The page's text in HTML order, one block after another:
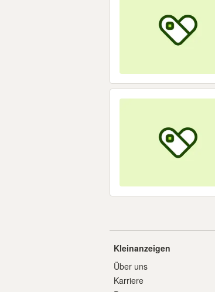
Kleinanzeigen
Über uns
Karriere